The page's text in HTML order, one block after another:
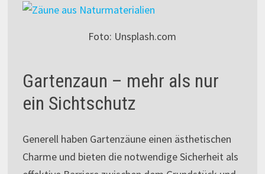
Foto: Unsplash.com
Gartenzaun – mehr als nur
ein Sichtschutz
Generell haben Gartenzäune einen ästhetischen
Charme und bieten die notwendige Sicherheit als